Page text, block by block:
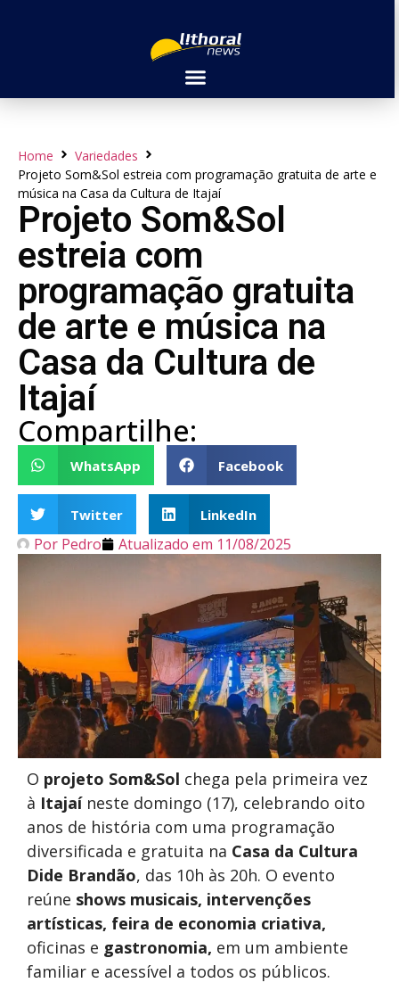
Home
Variedades
Projeto Som&Sol estreia com programação gratuita de arte e
música na Casa da Cultura de Itajaí
Projeto Som&Sol
estreia com
programação gratuita
de arte e música na
Casa da Cultura de
Itajaí
Compartilhe:
WhatsApp Facebook
Twitter LinkedIn
Por Pedro Atualizado em 11/08/2025
O projeto Som&Sol chega pela primeira vez
à Itajaíneste domingo (17), celebrando oito
anos de história com uma programação
diversificada e gratuita na Casa da Cultura
Dide Brandão, das 10h às 20h. O evento
reúne shows musicais, intervenções
artísticas, feira de economia criativa,
oficinas e gastronomia, em um ambiente
familiar e acessível a todos os públicos.